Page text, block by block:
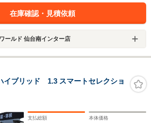
在庫確認・見積依頼
ールド 仙台南インター店
イブリッド 1.3 スマートセレクショ
支払総額 本体価格